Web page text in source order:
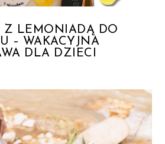
Z LEMONIADĄ DO
– WAKACYJNA
DLA DZIECI